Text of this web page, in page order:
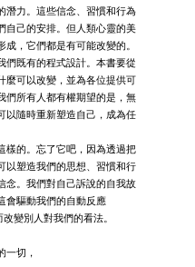
潛力。這些信念、習慣和行為
自己的安排。但人類心靈的美
，它們都是有可能改變的。
們既有的程式設計。本書要從
麼可以改變，並為各位提供可
們所有人都有權期望的是，無
以隨時重新塑造自己，成為任
的。忘了它吧，因為透過把
以塑造我們的思想、習慣和行
念。我們對自己訴說的自我故
會驅動我們的自動反應
改變別人對我們的看法。
一切，